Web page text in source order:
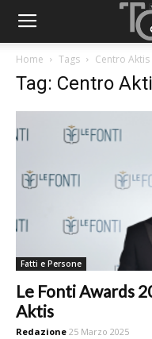
Home Tags Centro Aktis
Tag: Centro
Fatti e Persone
Le Fonti Awards
Aktis
Redazione 25 Marzo 2025